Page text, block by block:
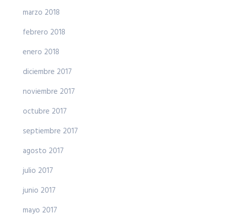
marzo 2018
febrero 2018
enero 2018
diciembre 2017
noviembre 2017
octubre 2017
septiembre 2017
agosto 2017
julio 2017
junio 2017
mayo 2017